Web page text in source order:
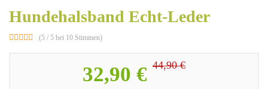
Hundehalsband Echt-Leder
(5 / 5 bei 10 Stimmen)
32,90 € 44,90 €